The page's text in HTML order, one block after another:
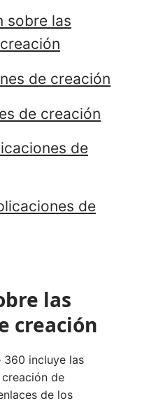
sobre las
de creación
de creación
de
de
las
creación
360 incluye las
de
de los